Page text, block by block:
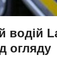
водій
огляду